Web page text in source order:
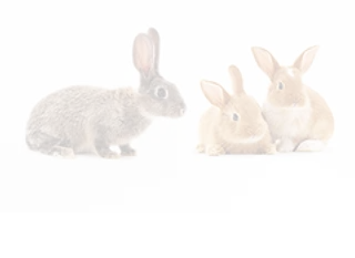
あなたに笑顔と温もりを
特定非営利活動法人
アニマルセラピー協会
NPO Animal Therapy Association